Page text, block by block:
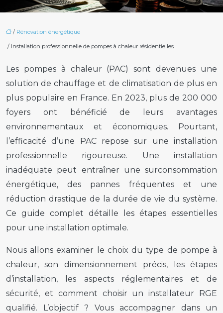
/ Rénovation énergétique
/ Installation professionnelle de pompes à chaleur résidentielles
Les pompes à chaleur (PAC) sont devenues une
solution de chauffage et de climatisation de plus en
plus populaire en France. En 2023, plus de 200 000
foyers ont bénéficié de leurs avantages
environnementaux et économiques. Pourtant,
l’efficacité d’une PAC repose sur une installation
professionnelle rigoureuse. Une installation
inadéquate peut entraîner une surconsommation
énergétique, des pannes fréquentes et une
réduction drastique de la durée de vie du système.
Ce guide complet détaille les étapes essentielles
pour une installation optimale.
Nous allons examiner le choix du type de pompe à
chaleur, son dimensionnement précis, les étapes
d’installation, les aspects réglementaires et de
sécurité, et comment choisir un installateur RGE
qualifié. L’objectif ? Vous accompagner dans un